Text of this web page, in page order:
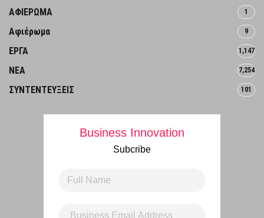
ΑΦΙΕΡΩΜΑ 1
Αφιέρωμα 9
ΕΡΓΑ 1,147
ΝΕΑ 7,254
ΣΥΝΤΕΝΤΕΥΞΕΙΣ 101
Business Innovation
Subcribe